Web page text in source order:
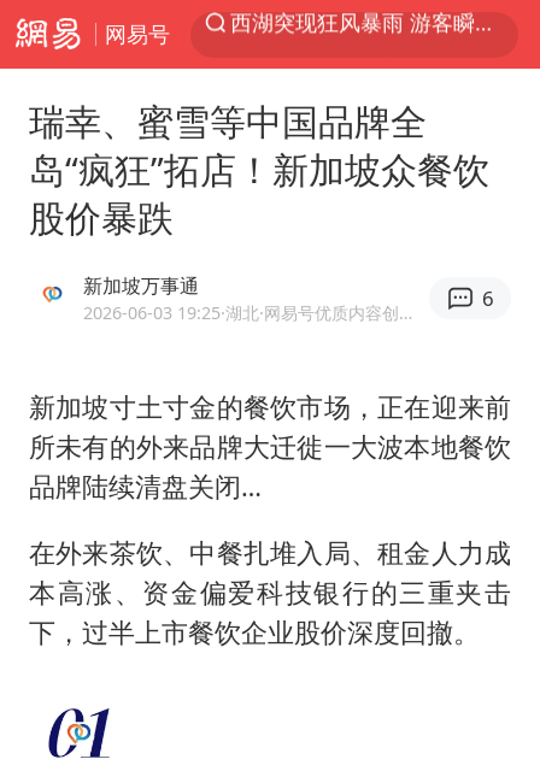
网易号
解锁各地夏日限定体验
黄金创今年来最大单周涨幅
金饰克价一夜涨回1300元
白海豚将正面袭击贯穿浙江
酒店回应车内过夜被收150元
牛津大学一纸声明甩不了锅
网传《披荆斩棘2026》名单
女主硬加吻戏短剧已下架
“六爷”挂一颗出场
瑞幸、蜜雪等中国品牌全
岛“疯狂”拓店！新加坡众餐饮
股价暴跌
新加坡万事通
2026-06-03 19:25·湖北 ·网易号优质内容创作者
6
新加坡寸土寸金的餐饮市场，正在迎来前
所未有的外来品牌大迁徙一大波本地餐饮
品牌陆续清盘关闭…
在外来茶饮、中餐扎堆入局、租金人力成
本高涨、资金偏爱科技银行的三重夹击
下，过半上市餐饮企业股价深度回撤。